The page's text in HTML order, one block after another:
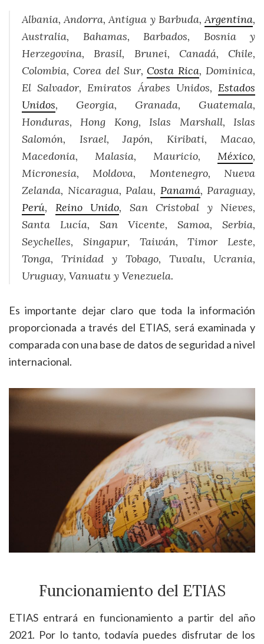
Albania, Andorra, Antigua y Barbuda,Argentina,
Australia, Bahamas, Barbados, Bosnia y
Herzegovina, Brasil, Brunei, Canadá, Chile,
Colombia, Corea del Sur, Costa Rica, Dominica,
El Salvador, Emiratos Árabes Unidos, Estados
Unidos, Georgia, Granada, Guatemala,
Honduras, Hong Kong, Islas Marshall, Islas
Salomón, Israel, Japón, Kiribati, Macao,
Macedonia, Malasia, Mauricio, México,
Micronesia, Moldova, Montenegro, Nueva
Zelanda, Nicaragua, Palau, Panamá, Paraguay,
Perú, Reino Unido, San Cristobal y Nieves,
Santa Lucía, San Vicente, Samoa, Serbia,
Seychelles, Singapur, Taiwán, Timor Leste,
Tonga, Trinidad y Tobago, Tuvalu, Ucrania,
Uruguay, Vanuatu y Venezuela.
Es importante dejar claro que toda la información
proporcionada a través del ETIAS, será examinada y
comparada con una base de datos de seguridad a nivel
internacional.
Funcionamiento del ETIAS
ETIAS entrará en funcionamiento a partir del año
2021. Por lo tanto, todavía puedes disfrutar de los